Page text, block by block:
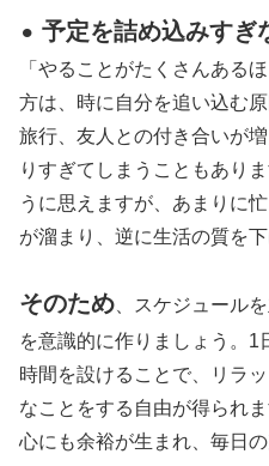
⚫︎ 予定を詰め込みすぎ
「やることがたくさんある
方は、時に自分を追い込む
旅行、友人との付き合いが
りすぎてしまうこともあり
うに思えますが、あまりに
が溜まり、逆に生活の質を
そのため 、スケジュール
を意識的に作りましょう。1
時間を設けることで、リラ
なことをする自由が得られ
心にも余裕が生まれ、毎日